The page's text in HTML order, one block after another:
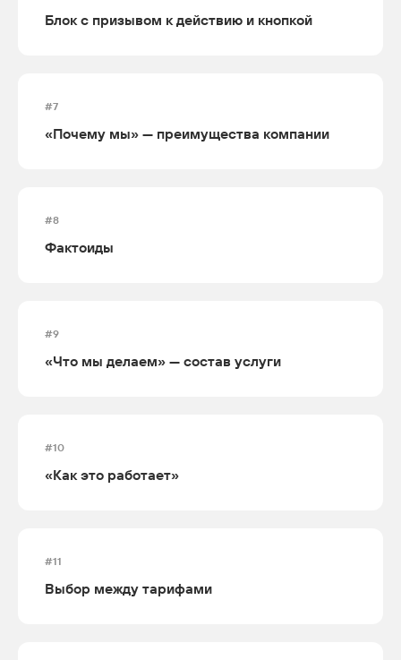
Блок с призывом к действию и кнопкой
#7
«Почему мы» — преимущества компании
#8
Фактоиды
#9
«Что мы делаем» — состав услуги
#10
«Как это работает»
#11
Выбор между тарифами